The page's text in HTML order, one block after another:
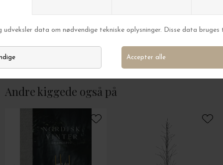
New Mags
Stickertopium - Enchanted Christmas
DKK 119,00
New Mags
Valdemarsro JUL
Andre kiggede også på